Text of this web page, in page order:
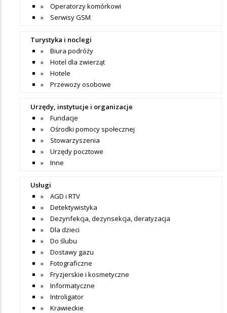
Operatorzy komórkowi
Serwisy GSM
Turystyka i noclegi
Biura podróży
Hotel dla zwierząt
Hotele
Przewozy osobowe
Urzędy, instytucje i organizacje
Fundacje
Ośrodki pomocy społecznej
Stowarzyszenia
Urzędy pocztowe
Inne
Usługi
AGD i RTV
Detektywistyka
Dezynfekcja, dezynsekcja, deratyzacja
Dla dzieci
Do ślubu
Dostawy gazu
Fotograficzne
Fryzjerskie i kosmetyczne
Informatyczne
Introligator
Krawieckie